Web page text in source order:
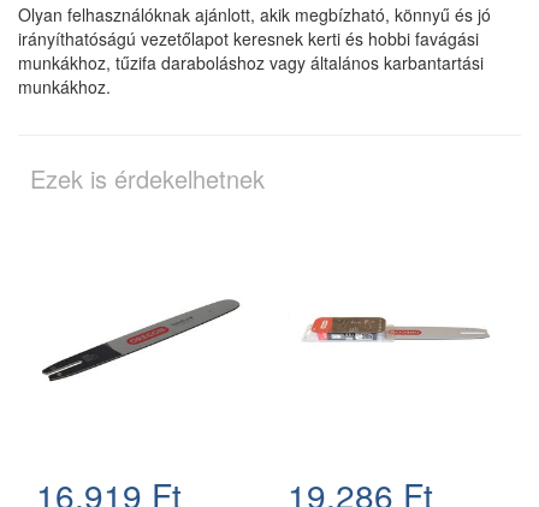
Olyan felhasználóknak ajánlott, akik megbízható, könnyű és jó
irányíthatóságú vezetőlapot keresnek kerti és hobbi favágási
munkákhoz, tűzifa daraboláshoz vagy általános karbantartási
munkákhoz.
Ezek is érdekelhetnek
16.919 Ft 19.286 Ft